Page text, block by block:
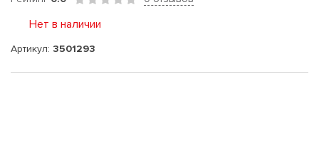
Нет в наличии
Артикул: 3501293